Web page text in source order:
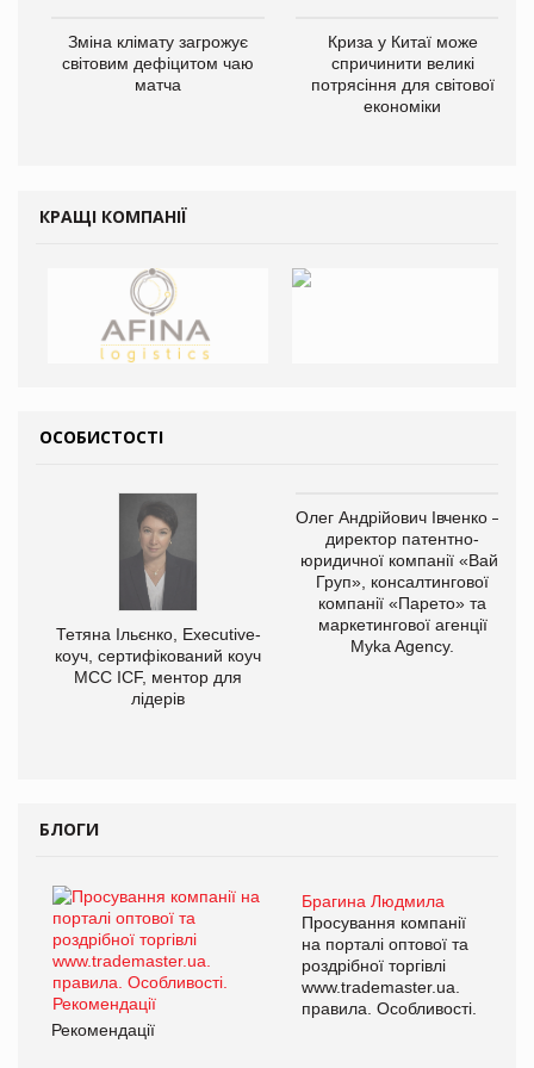
Зміна клімату загрожує
світовим дефіцитом чаю
матча
Криза у Китаї може
спричинити великі
потрясіння для світової
економіки
КРАЩІ КОМПАНІЇ
ОСОБИСТОСТІ
Тетяна Ільєнко, Executive-
коуч, сертифікований коуч
МСС ICF, ментор для
лідерів
Олег Андрійович Івченко —
директор патентно-
юридичної компанії «Вайз
Груп», консалтингової
компанії «Парето» та
маркетингової агенції
Myka Agency.
БЛОГИ
Брагина Людмила
Просування компанії
на порталі оптової та
роздрібної торгівлі
www.trademaster.ua.
правила. Особливості.
Рекомендації